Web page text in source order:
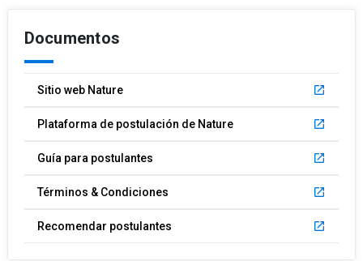
Documentos
Sitio web Nature launch
Plataforma de postulación de Nature launch
Guía para postulantes launch
Términos & Condiciones launch
Recomendar postulantes launch